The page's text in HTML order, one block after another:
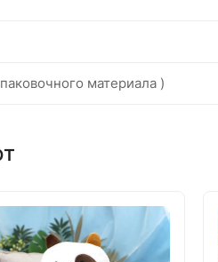
материала )